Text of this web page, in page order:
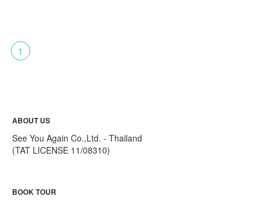
1
ABOUT US
See You Again Co.,Ltd. - Thailand
(TAT LICENSE 11/08310)
BOOK TOUR